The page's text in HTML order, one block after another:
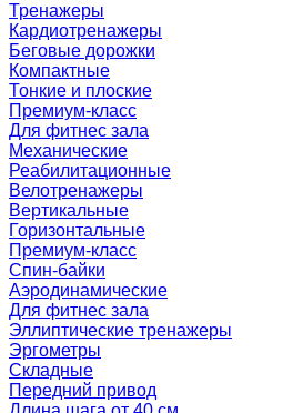
Тренажеры
Кардиотренажеры
Беговые дорожки
Компактные
Тонкие и плоские
Премиум-класс
Для фитнес зала
Механические
Реабилитационные
Велотренажеры
Вертикальные
Горизонтальные
Премиум-класс
Спин-байки
Аэродинамические
Для фитнес зала
Эллиптические тренажеры
Эргометры
Складные
Передний привод